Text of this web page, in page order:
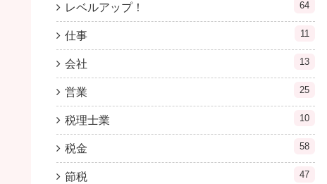
レベルアップ！ 64
仕事 11
会社 13
営業 25
税理士業 10
税金 58
節税 47